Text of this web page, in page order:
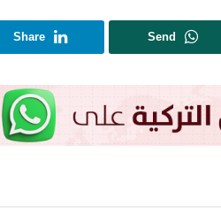
Send
Share